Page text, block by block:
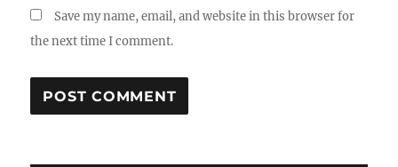
Save my name, email, and website in this browser for
the next time I comment.